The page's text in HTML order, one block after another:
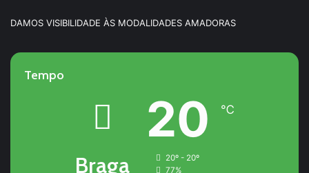
DAMOS VISIBILIDADE ÀS MODALIDADES AMADORAS
Tempo
Braga
20 ℃
20º - 20º
77%